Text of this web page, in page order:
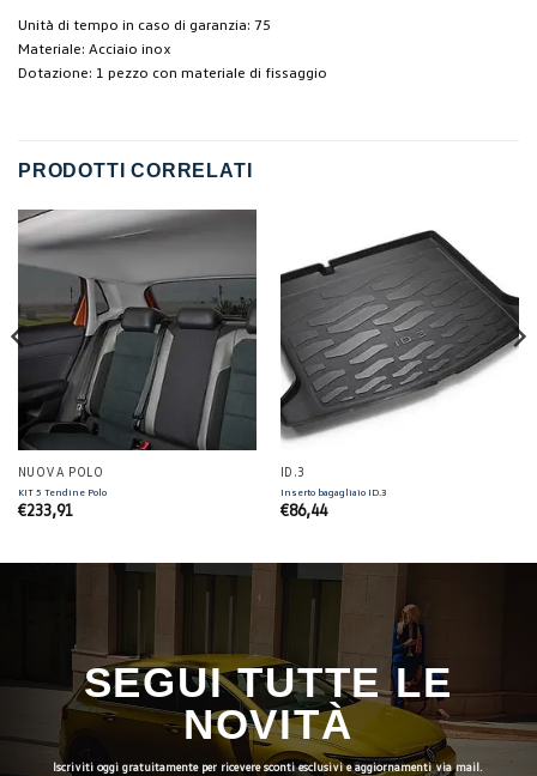
Unità di tempo in caso di garanzia: 75
Materiale: Acciaio inox
Dotazione: 1 pezzo con materiale di fissaggio
PRODOTTI CORRELATI
NUOVA POLO
KIT 5 Tendine Polo
€233,91
ID.3
Inserto bagagliaio ID.3
€86,44
SEGUI TUTTE LE
NOVITÀ
Iscriviti oggi gratuitamente per ricevere sconti esclusivi e aggiornamenti via mail.